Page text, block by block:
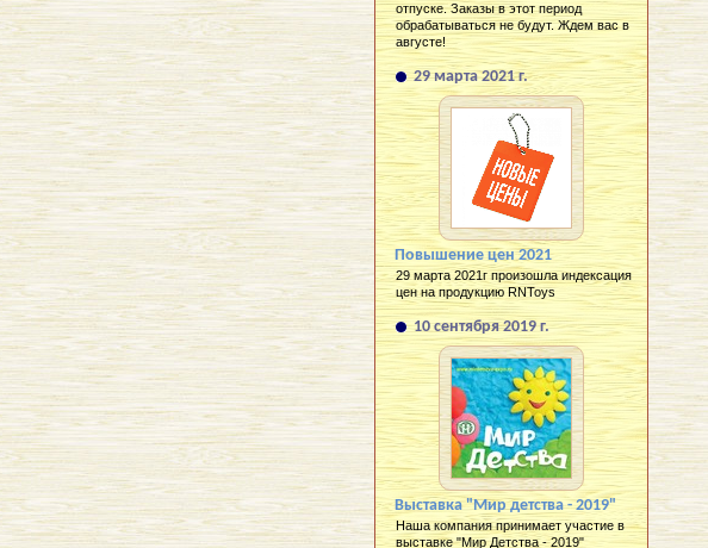
отпуске. Заказы в этот период
обрабатываться не будут. Ждем вас в
августе!
29 марта 2021 г.
Повышение цен 2021
29 марта 2021г произошла индексация
цен на продукцию RNToys
10 сентября 2019 г.
Выставка "Мир детства - 2019"
Наша компания принимает участие в
выставке "Мир Детства - 2019"